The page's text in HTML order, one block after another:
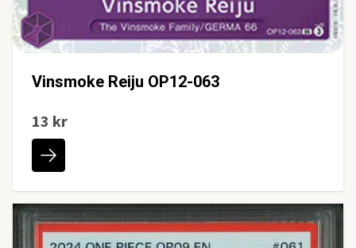
Vinsmoke Reiju OP12-063
13 kr